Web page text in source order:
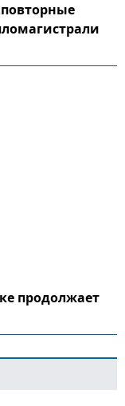
повторные
продолжает